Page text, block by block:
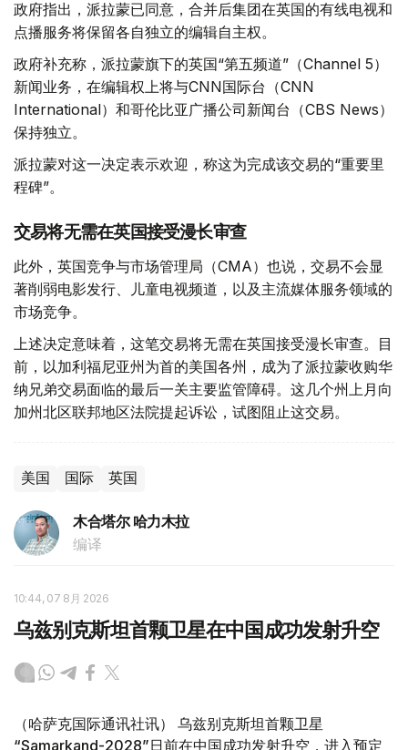
政府指出，派拉蒙已同意，合并后集团在英国的有线电视和
点播服务将保留各自独立的编辑自主权。
政府补充称，派拉蒙旗下的英国“第五频道”（Channel 5）
新闻业务，在编辑权上将与CNN国际台（CNN
International）和哥伦比亚广播公司新闻台（CBS News）
保持独立。
派拉蒙对这一决定表示欢迎，称这为完成该交易的“重要里
程碑”。
交易将无需在英国接受漫长审查
此外，英国竞争与市场管理局（CMA）也说，交易不会显
著削弱电影发行、儿童电视频道，以及主流媒体服务领域的
市场竞争。
上述决定意味着，这笔交易将无需在英国接受漫长审查。目
前，以加利福尼亚州为首的美国各州，成为了派拉蒙收购华
纳兄弟交易面临的最后一关主要监管障碍。这几个州上月向
加州北区联邦地区法院提起诉讼，试图阻止这交易。
美国 国际 英国
木合塔尔 哈力木拉
编译
10:44, 07 8月 2026
乌兹别克斯坦首颗卫星在中国成功发射升空
（哈萨克国际通讯社讯） 乌兹别克斯坦首颗卫星
“Samarkand-2028”日前在中国成功发射升空，进入预定